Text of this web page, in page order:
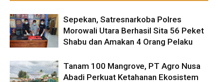
Sepekan, Satresnarkoba Polres
Morowali Utara Berhasil Sita 56 Peket
Shabu dan Amakan 4 Orang Pelaku
Tanam 100 Mangrove, PT Agro Nusa
Abadi Perkuat Ketahanan Ekosistem